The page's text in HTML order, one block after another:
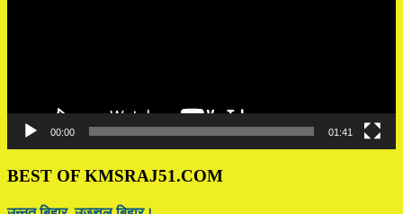
00:00 01:41
BEST OF KMSRAJ51.COM